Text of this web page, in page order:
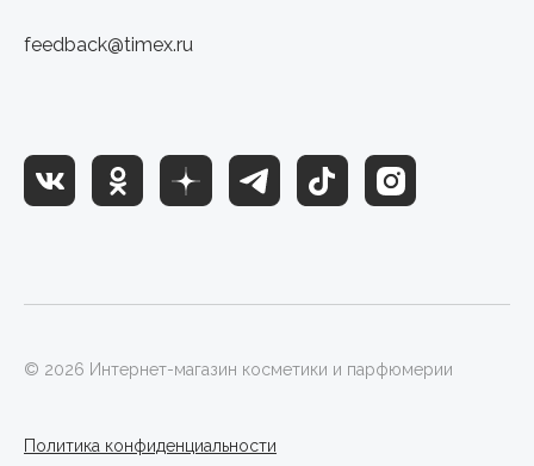
feedback@timex.ru
© 2026 Интернет-магазин косметики и парфюмерии
Политика конфиденциальности